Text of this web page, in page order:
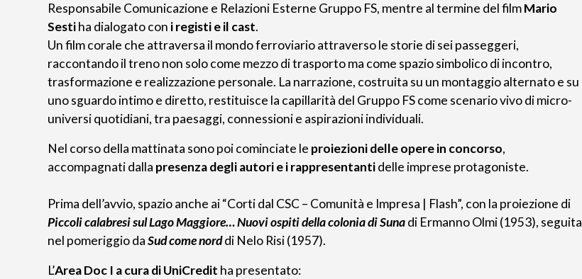
Responsabile Comunicazione e Relazioni Esterne Gruppo FS, mentre al termine del filmMario
Sestiha dialogato con i registi e il cast.
Un film corale che attraversa il mondo ferroviario attraverso le storie di sei passeggeri,
raccontando il treno non solo come mezzo di trasporto ma come spazio simbolico di incontro,
trasformazione e realizzazione personale. La narrazione, costruita su un montaggio alternato e su
uno sguardo intimo e diretto, restituisce la capillarità del Gruppo FS come scenario vivo di micro-
universi quotidiani, tra paesaggi, connessioni e aspirazioni individuali.
Nel corso della mattinata sono poi cominciate le proiezioni delle opere in concorso,
accompagnati dalla presenza degli autori e i rappresentantidelle imprese protagoniste.
Prima dell’avvio, spazio anche ai “Corti dal CSC – Comunità e Impresa | Flash”, con la proiezione di
Piccoli calabresi sul Lago Maggiore… Nuovi ospiti della colonia di Sunadi Ermanno Olmi (1953), seguita
nel pomeriggio daSud come norddi Nelo Risi (1957).
L’Area Doc I a cura di UniCredit ha presentato: